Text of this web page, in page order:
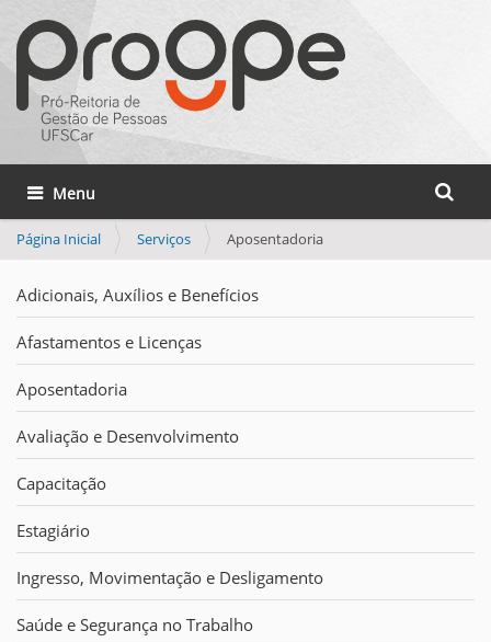
Busca
Busca
Toggle navigation
Página Inicial Serviços Aposentadoria
Adicionais, Auxílios e Benefícios
Afastamentos e Licenças
Aposentadoria
Avaliação e Desenvolvimento
Capacitação
Estagiário
Ingresso, Movimentação e Desligamento
Saúde e Segurança no Trabalho